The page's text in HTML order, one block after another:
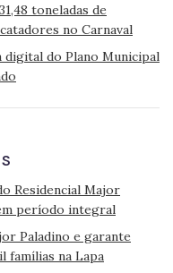
toneladas de
no Carnaval
digital do Plano Municipal
Residencial Major
período integral
Paladino e garante
famílias na Lapa